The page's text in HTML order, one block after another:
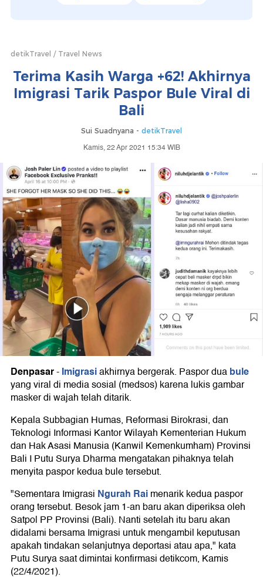
detikTravel Travel News
Terima Kasih Warga +62! Akhirnya
Imigrasi Tarik Paspor Bule Viral di
Bali
Sui Suadnyana - detikTravel
Kamis, 22 Apr 2021 15:34 WIB
Denpasar-Imigrasiakhirnya bergerak. Paspor duabule
yang viral di media sosial (medsos) karena lukis gambar
masker di wajah telah ditarik.
Kepala Subbagian Humas, Reformasi Birokrasi, dan
Teknologi Informasi Kantor Wilayah Kementerian Hukum
dan Hak Asasi Manusia (Kanwil Kemenkumham) Provinsi
Bali I Putu Surya Dharma mengatakan pihaknya telah
menyita paspor kedua bule tersebut.
"Sementara Imigrasi Ngurah Raimenarik kedua paspor
orang tersebut. Besok jam 1-an baru akan diperiksa oleh
Satpol PP Provinsi (Bali). Nanti setelah itu baru akan
didalami bersama Imigrasi untuk mengambil keputusan
apakah tindakan selanjutnya deportasi atau apa," kata
Putu Surya saat dimintai konfirmasi detikcom, Kamis
(22/4/2021).